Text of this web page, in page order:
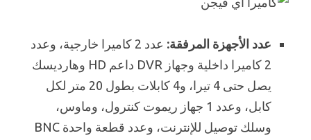
عدد الأجهزة المرفقة:
عدد 2 كاميرا خارجية، وعدد
2 كاميرا داخلية وجهاز DVR داعم HD وهارديسك
يصل حتى 4 تيرا، و4 كابلات بطول 20 متر لكل
كابل، وعدد 1 جهاز ريموت كنترول، وماوس،
وسلك توصيل للإنترنت، وعدد قطعة واحدة BNC